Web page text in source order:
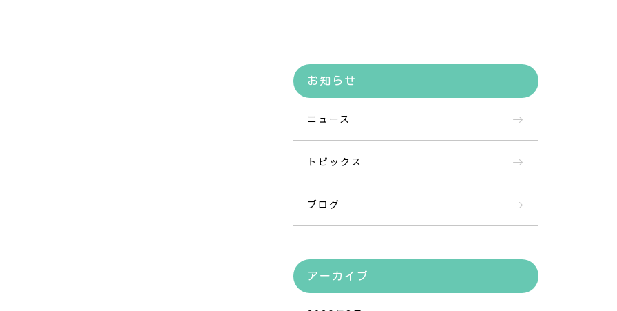
お知らせ
ニュース
トピックス
ブログ
アーカイブ